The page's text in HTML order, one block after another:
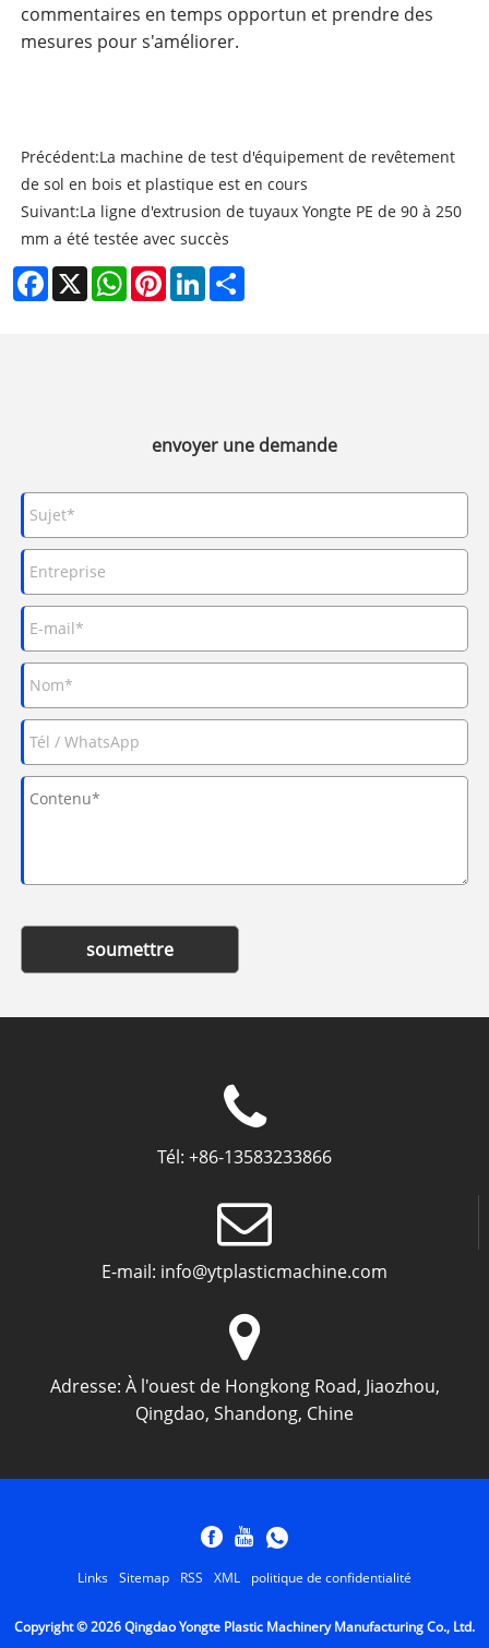
commentaires en temps opportun et prendre des
mesures pour s'améliorer.
Précédent:La machine de test d'équipement de revêtement
de sol en bois et plastique est en cours
Suivant:La ligne d'extrusion de tuyaux Yongte PE de 90 à 250
mm a été testée avec succès
Facebook
X WhatsAppPinterestLinkedIn
envoyer une demande
soumettre
Tél: +86-13583233866
E-mail: info@ytplasticmachine.com
Adresse: À l'ouest de Hongkong Road, Jiaozhou,
Qingdao, Shandong, Chine
Links Sitemap RSS XML politique de confidentialité
Copyright © 2026 Qingdao Yongte Plastic Machinery Manufacturing Co., Ltd.